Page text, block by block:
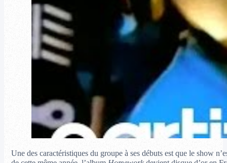
Une des caractéristiques du groupe à ses débuts est que le show